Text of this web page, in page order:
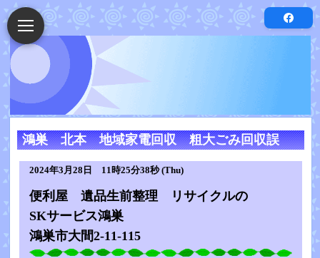
鴻巣 北本 地域家電回収 粗大ごみ回収誤
2024年3月28日 11時25分38秒 (Thu)
便利屋 遺品生前整理 リサイクルの
SKサービス鴻巣
鴻巣市大間2-11-115